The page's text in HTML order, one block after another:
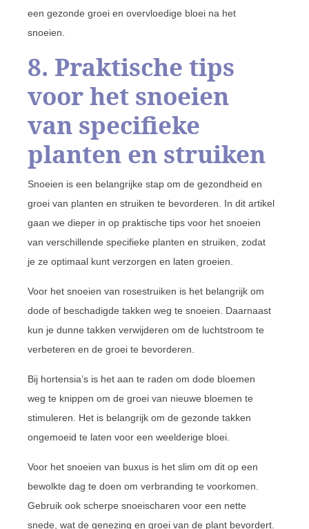
een gezonde groei en overvloedige bloei na het
snoeien.
8. Praktische tips
voor het snoeien
van specifieke
planten en struiken
Snoeien is een belangrijke stap om de gezondheid en
groei van planten en struiken te bevorderen. In dit artikel
gaan we dieper in op praktische tips voor het snoeien
van verschillende specifieke planten en struiken, zodat
je ze optimaal kunt verzorgen en laten groeien.
Voor het snoeien van rosestruiken is het belangrijk om
dode of beschadigde takken weg te snoeien. Daarnaast
kun je dunne takken verwijderen om de luchtstroom te
verbeteren en de groei te bevorderen.
Bij hortensia’s is het aan te raden om dode bloemen
weg te knippen om de groei van nieuwe bloemen te
stimuleren. Het is belangrijk om de gezonde takken
ongemoeid te laten voor een weelderige bloei.
Voor het snoeien van buxus is het slim om dit op een
bewolkte dag te doen om verbranding te voorkomen.
Gebruik ook scherpe snoeischaren voor een nette
snede, wat de genezing en groei van de plant bevordert.